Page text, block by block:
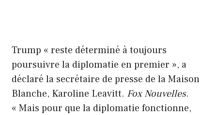
Trump « reste déterminé à toujours
poursuivre la diplomatie en premier », a
déclaré la secrétaire de presse de la Maison
Blanche, Karoline Leavitt. Fox Nouvelles.
« Mais pour que la diplomatie fonctionne,